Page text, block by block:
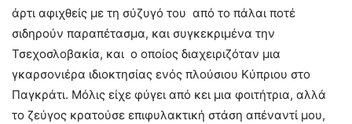
άρτι αφιχθείς με τη σύζυγό του από το πάλαι ποτέ
σιδηρούν παραπέτασμα, και συγκεκριμένα την
Τσεχοσλοβακία, και ο οποίος διαχειριζόταν μια
γκαρσονιέρα ιδιοκτησίας ενός πλούσιου Κύπριου στο
Παγκράτι. Μόλις είχε φύγει από κει μια φοιτήτρια, αλλά
το ζεύγος κρατούσε επιφυλακτική στάση απέναντί μου,